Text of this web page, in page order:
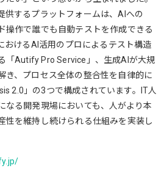
供するプラットフォームは、AIへの
操作で誰でも自動テストを作成できる
おけるAI活用のプロによるテスト構造
「Autify Pro Service」、生成AIが大規
き、プロセス全体の整合性を自律的に
2.0」の3つで構成されています。IT人
なる開発現場においても、人がより本
性を維持し続けられる仕組みを実装し